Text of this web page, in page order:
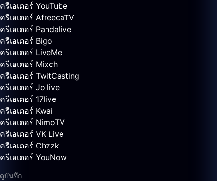
ครีเอเตอร์ YouTube
ครีเอเตอร์ AfreecaTV
ครีเอเตอร์ Pandalive
ครีเอเตอร์ Bigo
ครีเอเตอร์ LiveMe
ครีเอเตอร์ Mixch
ครีเอเตอร์ TwitCasting
ครีเอเตอร์ Joilive
ครีเอเตอร์ 17live
ครีเอเตอร์ Kwai
ครีเอเตอร์ NimoTV
ครีเอเตอร์ VK Live
ครีเอเตอร์ Chzzk
ครีเอเตอร์ YouNow
ดูบันทึก